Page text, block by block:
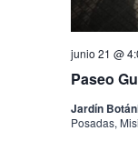
Paseo
junio 21 @
Jardín
Posadas,